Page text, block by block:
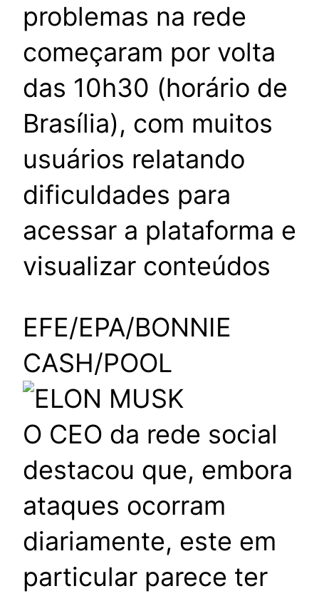
problemas na rede
começaram por volta
das 10h30 (horário de
Brasília), com muitos
usuários relatando
dificuldades para
acessar a plataforma e
visualizar conteúdos
EFE/EPA/BONNIE
CASH/POOL
O CEO da rede social
destacou que, embora
ataques ocorram
diariamente, este em
particular parece ter